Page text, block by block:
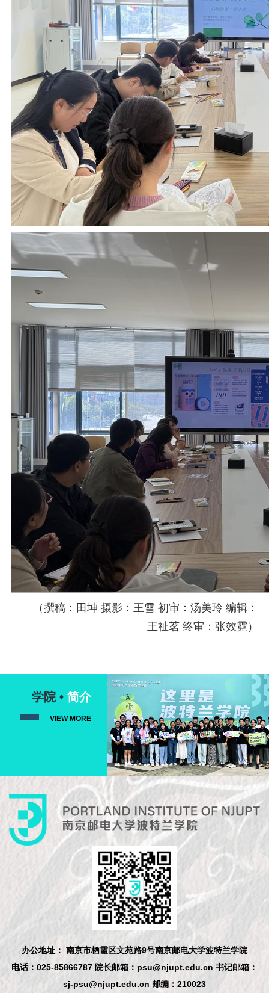
（撰稿：田坤 摄影：王雪 初审：汤美玲 编辑：
王祉茗 终审：张效霓）
学院 •简介
VIEW MORE
办公地址： 南京市栖霞区文苑路9号南京邮电大学波特兰学院
电话：025-85866787 院长邮箱：psu@njupt.edu.cn 书记邮箱：
sj-psu@njupt.edu.cn 邮编：210023